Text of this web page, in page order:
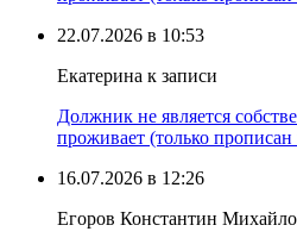
22.07.2026 в 10:53
Екатерина к записи
Должник не является
проживает (только прописан
16.07.2026 в 12:26
Егоров Константин